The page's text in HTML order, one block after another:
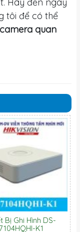
Hãy đến ngay
tôi để có thể
camera quan
Bị Ghi Hình DS-
7104HQHI-K1